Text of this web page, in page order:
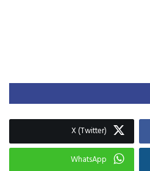
X (Twitter)
WhatsApp